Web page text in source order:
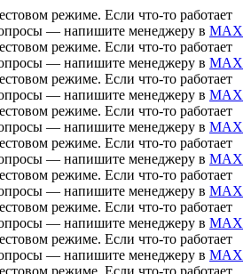
режиме. Если что-то работает
— напишите менеджеру в MAX
режиме. Если что-то работает
— напишите менеджеру в MAX
режиме. Если что-то работает
— напишите менеджеру в MAX
режиме. Если что-то работает
— напишите менеджеру в MAX
режиме. Если что-то работает
— напишите менеджеру в MAX
режиме. Если что-то работает
— напишите менеджеру в MAX
режиме. Если что-то работает
— напишите менеджеру в MAX
режиме. Если что-то работает
— напишите менеджеру в MAX
режиме. Если что-то работает